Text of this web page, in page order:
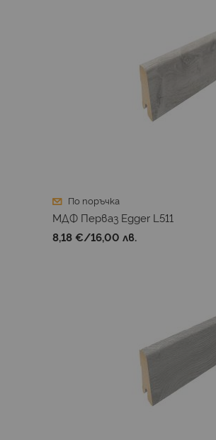
По поръчка
МДФ Перваз Egger L511
8,18 €/16,00 лв.